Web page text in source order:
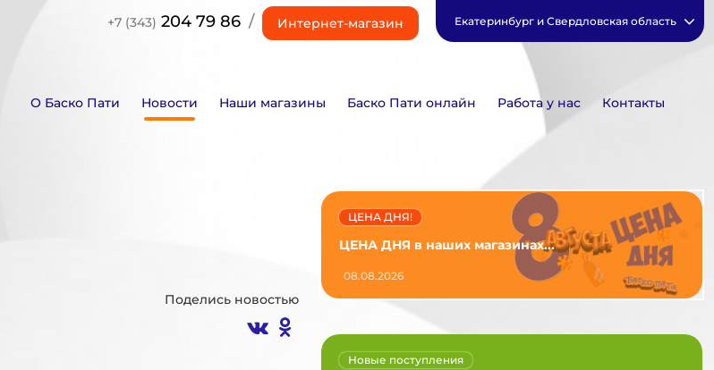
+7 (343) 204 79 86 / Интернет-магазин Екатеринбург и Свердловская область
О Баско Пати Новости Наши магазины Баско Пати онлайн Работа у нас Контакты
Поделись новостью
ЦЕНА ДНЯ в наших магазинах...
ЦЕНА ДНЯ!
08.08.2026
Новые поступления